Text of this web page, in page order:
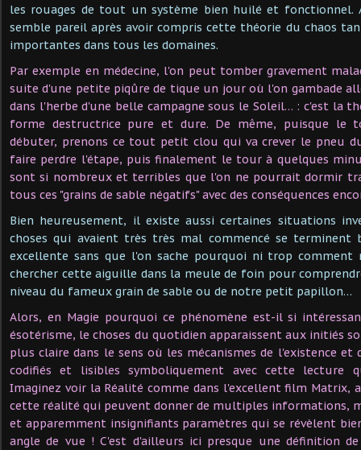
les rouages de tout un système bien huilé et fonctionnel.
semble pareil après avoir compris cette théorie du chaos
importantes dans tous les domaines.
Par exemple en médecine, l'on peut tomber gravement
suite d'une petite piqûre de tique un jour où l'on gambade
dans l'herbe d'une belle campagne sous le Soleil… : c'est la
forme destructrice pure et dure. De même, puisque le
débuter, prenons ce tout petit clou qui va crever le pneu
faire perdre l'étape, puis finalement le tour à quelques
sont si nombreux et terribles que l'on ne pourrait dormir
tous ces "grains de sable négatifs" avec des conséquences
Bien heureusement, il existe aussi certaines situations
choses qui avaient très très mal commencé se terminent
excellente sans que l'on sache pourquoi ni trop
chercher cette aiguille dans la meule de foin pour
niveau du fameux grain de sable ou de notre petit papillon…
Alors, en Magie pourquoi ce phénomène est-il si
ésotérisme, le choses du quotidien apparaissent aux initiés
plus claire dans le sens où les mécanismes de l'existence et
codifiés et lisibles symboliquement avec cette lecture
Imaginez voir la Réalité comme dans l'excellent film Matrix,
cette réalité qui peuvent donner de multiples informations,
et apparemment insignifiants paramètres qui se révèlent
angle de vue ! C'est d'ailleurs ici presque une définition